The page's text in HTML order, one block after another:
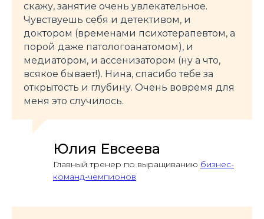
скажу, занятие очень увлекательное.
Чувствуешь себя и детективом, и
доктором (временами психотерапевтом, а
порой даже патологоанатомом), и
медиатором, и ассенизатором (ну а что,
всякое бывает!). Нина, спасибо тебе за
открытость и глубину. Очень вовремя для
меня это случилось.
Юлия Евсеева
Главный тренер по выращиванию бизнес-
команд-чемпионов